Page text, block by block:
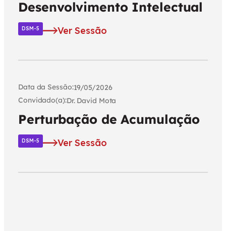
Desenvolvimento Intelectual
DSM-5 Ver Sessão
Data da Sessão:19/05/2026
Convidado(a):Dr. David Mota
Perturbação de Acumulação
DSM-5 Ver Sessão